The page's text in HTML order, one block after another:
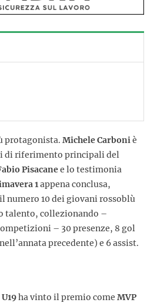
protagonista. Michele Carboniè
di riferimento principali del
Pisacanee lo testimonia
1appena conclusa,
numero 10 dei giovani rossoblù
talento, collezionando –
– 30 presenze, 8 gol
precedente) e 6 assist.
ha vinto il premio come MVP